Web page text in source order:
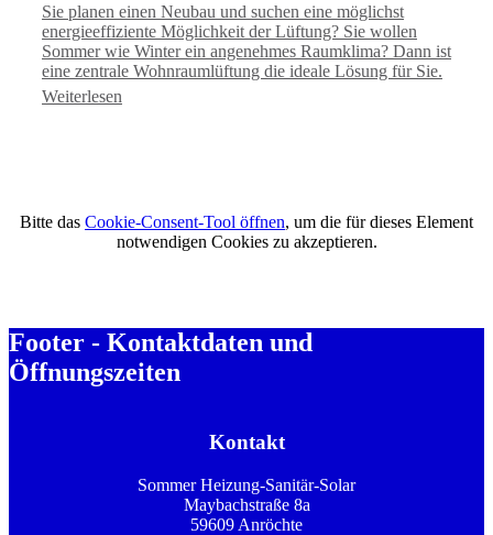
Sie planen einen Neubau und suchen eine möglichst
energieeffiziente Möglichkeit der Lüftung? Sie wollen
Sommer wie Winter ein angenehmes Raumklima? Dann ist
eine zentrale Wohnraumlüftung die ideale Lösung für Sie.
Weiterlesen
Bitte das Cookie-Consent-Tool öffnen, um die für dieses Element
notwendigen Cookies zu akzeptieren.
Footer - Kontaktdaten und
Öffnungszeiten
Kontakt
Sommer Heizung-Sanitär-Solar
Maybachstraße 8a
59609 Anröchte